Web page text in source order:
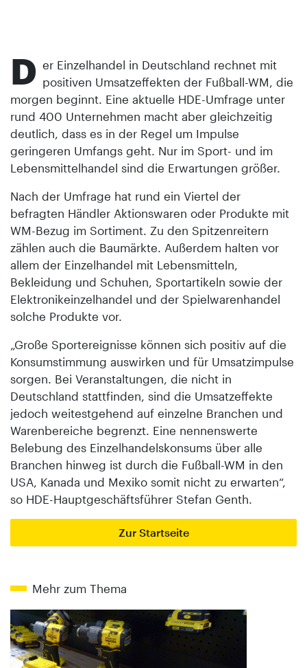
D er Einzelhandel in Deutschland rechnet mit
positiven Umsatzeffekten der Fußball-WM, die
morgen beginnt. Eine aktuelle HDE-Umfrage unter
rund 400 Unternehmen macht aber gleichzeitig
deutlich, dass es in der Regel um Impulse
geringeren Umfangs geht. Nur im Sport- und im
Lebensmittelhandel sind die Erwartungen größer.
Nach der Umfrage hat rund ein Viertel der
befragten Händler Aktionswaren oder Produkte mit
WM-Bezug im Sortiment. Zu den Spitzenreitern
zählen auch die Baumärkte. Außerdem halten vor
allem der Einzelhandel mit Lebensmitteln,
Bekleidung und Schuhen, Sportartikeln sowie der
Elektronikeinzelhandel und der Spielwarenhandel
solche Produkte vor.
„Große Sportereignisse können sich positiv auf die
Konsumstimmung auswirken und für Umsatzimpulse
sorgen. Bei Veranstaltungen, die nicht in
Deutschland stattfinden, sind die Umsatzeffekte
jedoch weitestgehend auf einzelne Branchen und
Warenbereiche begrenzt. Eine nennenswerte
Belebung des Einzelhandelskonsums über alle
Branchen hinweg ist durch die Fußball-WM in den
USA, Kanada und Mexiko somit nicht zu erwarten“,
so HDE-Hauptgeschäftsführer Stefan Genth.
Zur Startseite
Mehr zum Thema